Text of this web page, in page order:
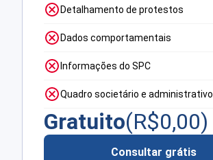
Detalhamento de protestos
Dados comportamentais
Informações do SPC
Quadro societário e administrativo
Gratuito(R$0,00)
Consultar grátis